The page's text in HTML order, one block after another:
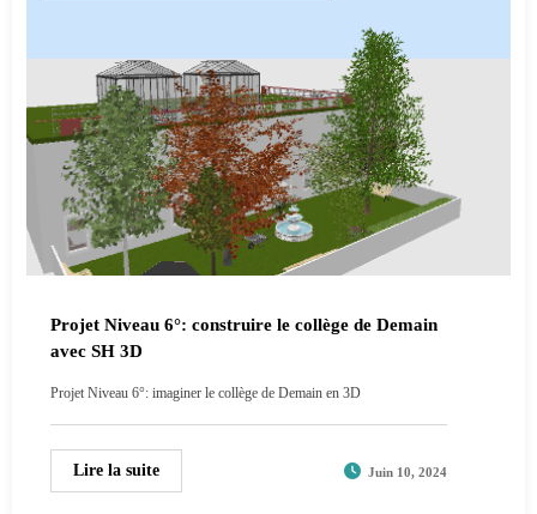
Projet Niveau 6°: construire le collège de Demain
avec SH 3D
Projet Niveau 6°: imaginer le collège de Demain en 3D
Lire la suite Juin 10, 2024